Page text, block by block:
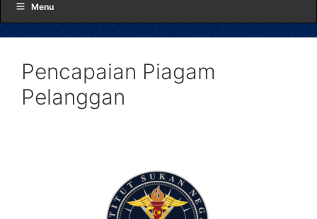
Menu
Pencapaian Piagam
Pelanggan